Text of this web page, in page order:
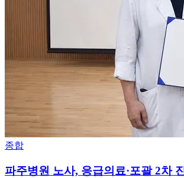
종합
파주병원 노사, 응급의료·포괄 2차